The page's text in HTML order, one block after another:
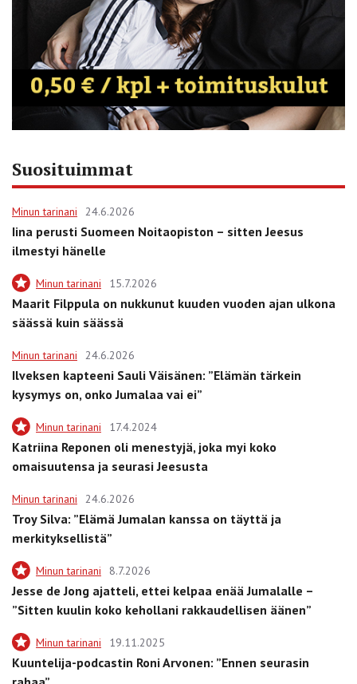
Suosituimmat
Minun tarinani 24.6.2026
Iina perusti Suomeen Noitaopiston – sitten Jeesus
ilmestyi hänelle
Minun tarinani 15.7.2026
Maarit Filppula on nukkunut kuuden vuoden ajan ulkona
säässä kuin säässä
Minun tarinani 24.6.2026
Ilveksen kapteeni Sauli Väisänen: ”Elämän tärkein
kysymys on, onko Jumalaa vai ei”
Minun tarinani 17.4.2024
Katriina Reponen oli menestyjä, joka myi koko
omaisuutensa ja seurasi Jeesusta
Minun tarinani 24.6.2026
Troy Silva: ”Elämä Jumalan kanssa on täyttä ja
merkityksellistä”
Minun tarinani 8.7.2026
Jesse de Jong ajatteli, ettei kelpaa enää Jumalalle –
”Sitten kuulin koko kehollani rakkaudellisen äänen”
Minun tarinani 19.11.2025
Kuuntelija-podcastin Roni Arvonen: ”Ennen seurasin